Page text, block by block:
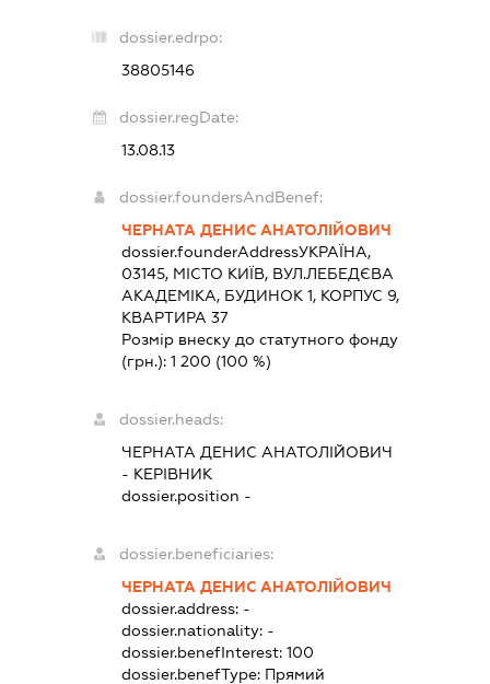
dossier.edrpo:
38805146
dossier.regDate:
13.08.13
dossier.foundersAndBenef:
ЧЕРНАТА ДЕНИС АНАТОЛІЙОВИЧ
dossier.founderAddressУКРАЇНА,
03145, МІСТО КИЇВ, ВУЛ.ЛЕБЕДЄВА
АКАДЕМІКА, БУДИНОК 1, КОРПУС 9,
КВАРТИРА 37
Розмір внеску до статутного фонду
(грн.): 1 200 (100 %)
dossier.heads:
ЧЕРНАТА ДЕНИС АНАТОЛІЙОВИЧ
- КЕРІВНИК
dossier.position -
dossier.beneficiaries:
ЧЕРНАТА ДЕНИС АНАТОЛІЙОВИЧ
dossier.address: -
dossier.nationality: -
dossier.benefInterest: 100
dossier.benefType: Прямий